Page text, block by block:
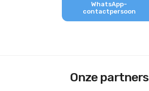
WhatsApp-
contactpersoon
Onze partners